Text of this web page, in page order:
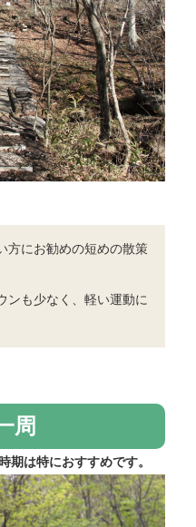
方にお勧めの短めの散策
ンも少なく、軽い運動に
周
期は特におすすめです。